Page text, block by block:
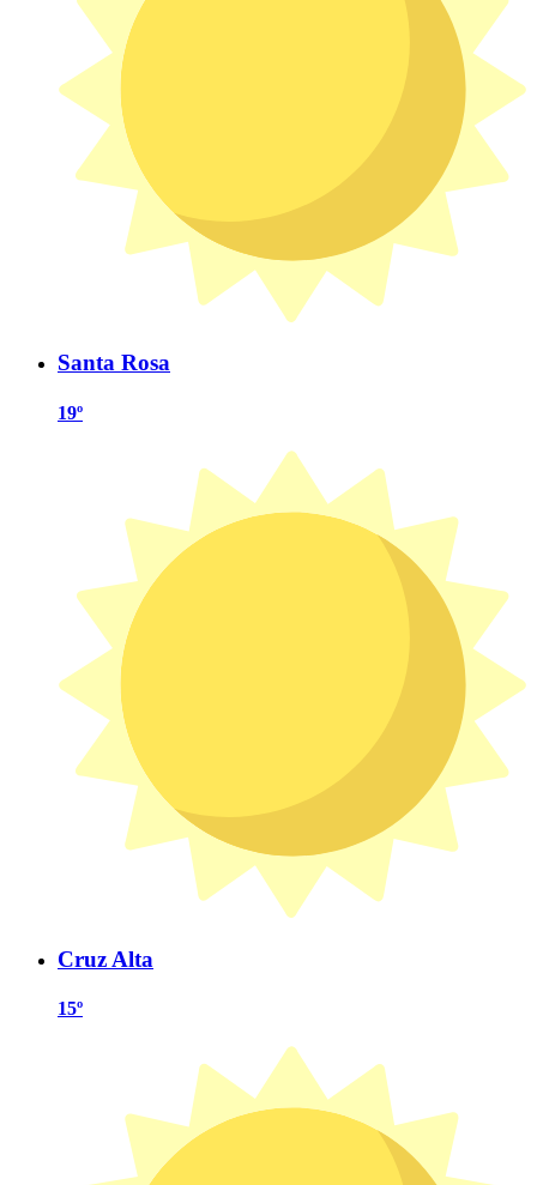
Santa Rosa
19º
Cruz Alta
15º